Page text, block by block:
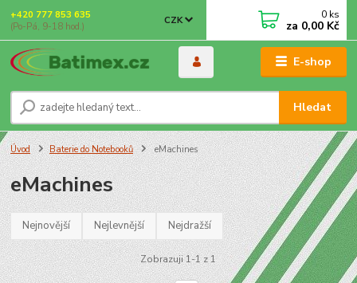
E-shop
CZK
Hledat
+420 777 853 635
(Po-Pá, 9-18 hod.)
0 ks
za 0,00 Kč
Úvod Baterie do Notebooků eMachines
eMachines
Nejnovější Nejlevnější Nejdražší
Zobrazuji 1-1 z 1